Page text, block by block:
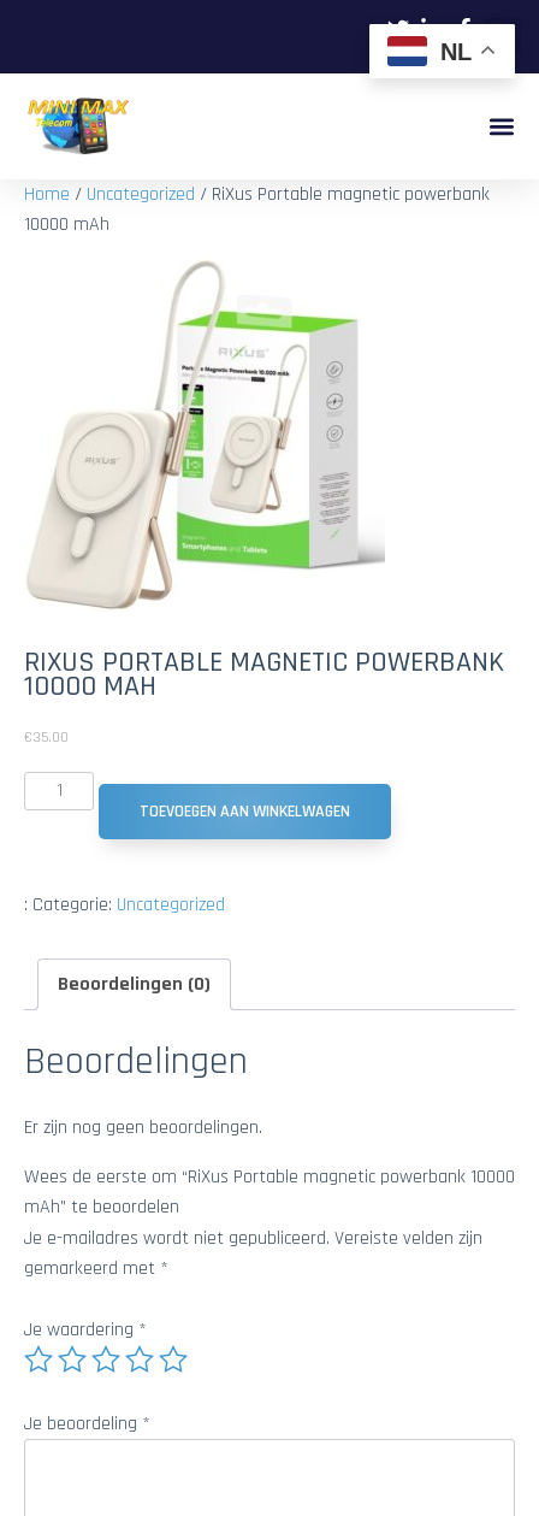
Home / Uncategorized / RiXus Portable magnetic powerbank
10000 mAh
RIXUS PORTABLE MAGNETIC POWERBANK
10000 MAH
€35.00
TOEVOEGEN AAN WINKELWAGEN
: Categorie: Uncategorized
Beoordelingen (0)
Beoordelingen
Er zijn nog geen beoordelingen.
Wees de eerste om “RiXus Portable magnetic powerbank 10000
mAh” te beoordelen
Je e-mailadres wordt niet gepubliceerd. Vereiste velden zijn
gemarkeerd met *
Je waardering *
Je beoordeling *
NL